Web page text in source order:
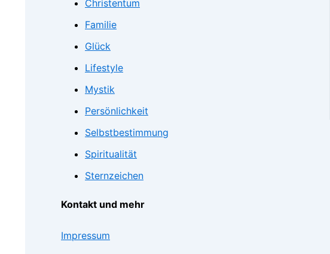
Christentum
Familie
Glück
Lifestyle
Mystik
Persönlichkeit
Selbstbestimmung
Spiritualität
Sternzeichen
Kontakt und mehr
Impressum